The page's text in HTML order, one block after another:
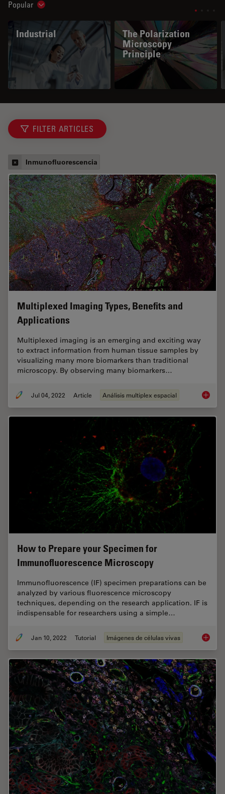
Popular Show subnavigation
Industrial
The Polarization
Microscopy
Principle
FILTER ARTICLES
Inmunofluorescencia
Multiplexed Imaging Types, Benefits and
Applications
Multiplexed imaging is an emerging and exciting way
to extract information from human tissue samples by
visualizing many more biomarkers than traditional
microscopy. By observing many biomarkers…
Jul 04, 2022 Article Análisis multiplex espacial
How to Prepare your Specimen for
Immunofluorescence Microscopy
Immunofluorescence (IF) specimen preparations can be
analyzed by various fluorescence microscopy
techniques, depending on the research application. IF is
indispensable for researchers using a simple…
Jan 10, 2022 Tutorial Imágenes de células vivas How to